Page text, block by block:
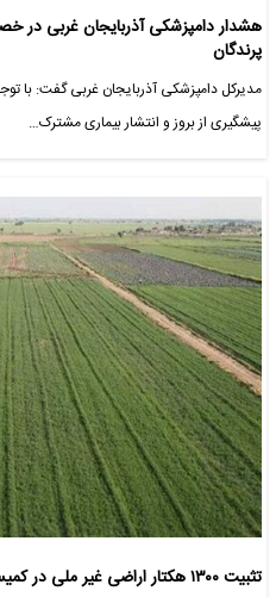
هشدار دامپزشکی آذربایجان غربی در
پرندگان
مدیرکل دامپزشکی آذربایجان غربی گفت: با
پیشگیری از بروز و انتشار بیماری مشترک…
تثبیت ۱۳۰۰ هکتار اراضی غیر ملی در کمیسیون رفع تداخلات استان بوشهر